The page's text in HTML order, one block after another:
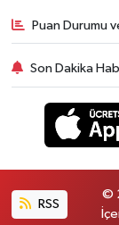
Puan Durumu
Son Dakika
RSS
©